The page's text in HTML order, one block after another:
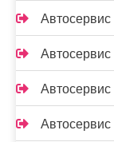
Автосервис